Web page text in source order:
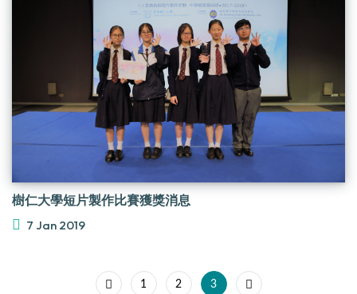
樹仁大學短片製作比賽獲獎消息
7 Jan 2019
1 2 3